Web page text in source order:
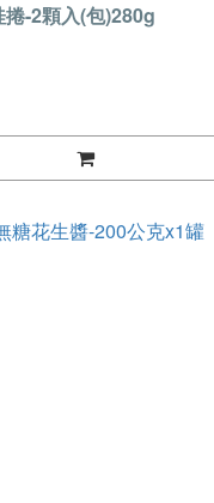
-2顆入(包)280g